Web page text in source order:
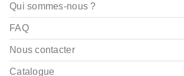
Qui sommes-nous ?
FAQ
Nous contacter
Catalogue